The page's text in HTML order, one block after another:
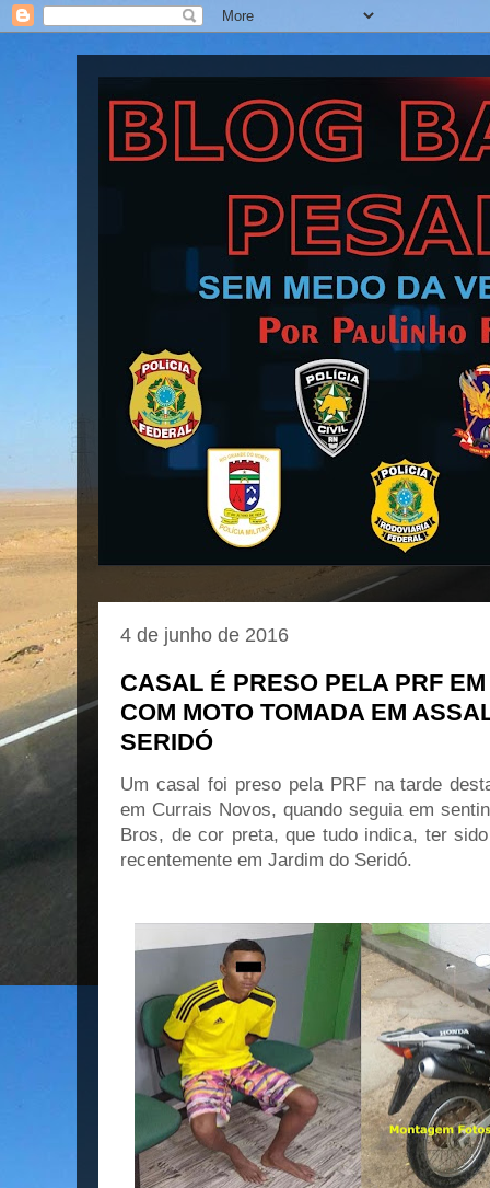
Blog Barra Pesada
4 de junho de 2016
CASAL É PRESO PELA PRF
COM MOTO TOMADA EM
SERIDÓ
Um casal foi preso pela PRF na tarde
em Currais Novos, quando seguia em
Bros, de cor preta, que tudo indica, ter
recentemente em Jardim do Seridó.